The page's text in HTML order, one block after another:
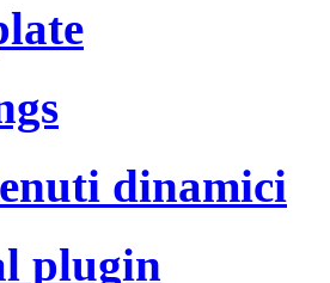
dinamici
plugin